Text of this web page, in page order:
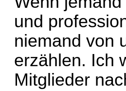
und
niemand von
erzählen. Ich
Mitglieder